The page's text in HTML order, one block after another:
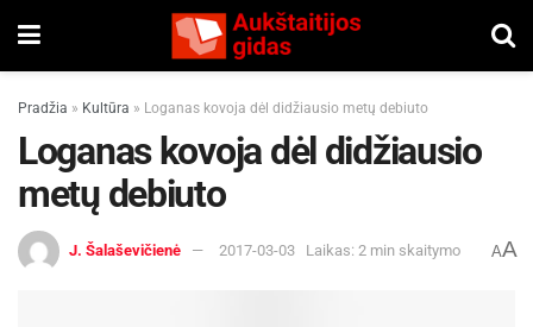
Pradžia » Kultūra » Loganas kovoja dėl didžiausio metų debiuto
Loganas kovoja dėl didžiausio
metų debiuto
J. Šalaševičienė 2017-03-03 Laikas: 2 min skaitymo AA